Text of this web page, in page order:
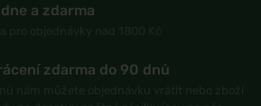
a zdarma
zdarma do 90 dnů